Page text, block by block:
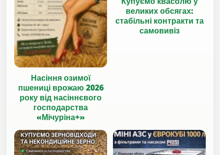
Насіння озимої
пшениці врожаю 2026
року від насіннєвого
господарства
«Мічуріна+»
великих обсягах:
стабільні контракти та
самовивіз